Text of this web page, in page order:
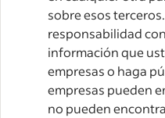
sobre esos
responsabilidad
información que
empresas o haga
empresas pueden
no pueden